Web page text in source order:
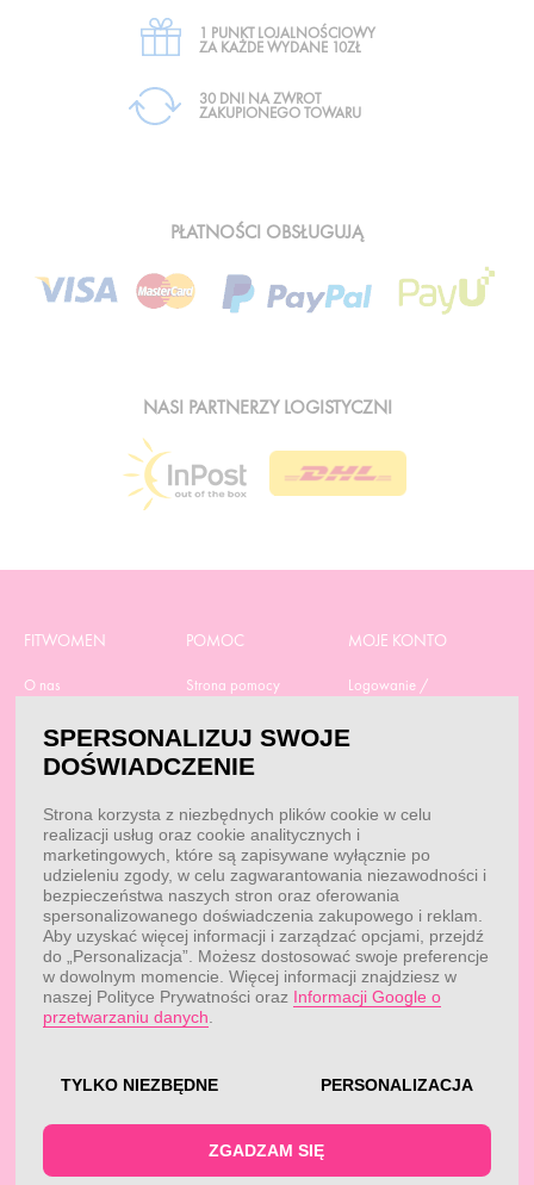
1 PUNKT LOJALNOŚCIOWY
ZA KAŻDE WYDANE 10ZŁ
30 DNI NA ZWROT
ZAKUPIONEGO TOWARU
PŁATNOŚCI OBSŁUGUJĄ
NASI PARTNERZY LOGISTYCZNI
FITWOMEN
O nas
RODO
Obowiązek
Dane do przelewu
Przepisy
Blog
POMOC
Strona pomocy
Regulamin zakupów
Aktualne promocje
Odstąp od umowy tutaj
Dobór suplementacji
Kontakt
MOJE KONTO
Logowanie /
Moje zamówienia
KONTAKT
Obsługa klienta:
pon. - pt.: 7:00 - 18:00
Obsługa klienta:
reklamacje@fitwomen.pl
SPERSONALIZUJ SWOJE
DOŚWIADCZENIE
Strona korzysta z niezbędnych plików cookie w celu
realizacji usług oraz cookie analitycznych i
marketingowych, które są zapisywane wyłącznie po
udzieleniu zgody, w celu zagwarantowania niezawodności i
bezpieczeństwa naszych stron oraz oferowania
spersonalizowanego doświadczenia zakupowego i reklam.
Aby uzyskać więcej informacji i zarządzać opcjami, przejdź
do „Personalizacja”. Możesz dostosować swoje preferencje
w dowolnym momencie. Więcej informacji znajdziesz w
naszej Polityce Prywatności oraz Informacji Google o
przetwarzaniu danych
TYLKO NIEZBĘDNE PERSONALIZACJA
ZGADZAM SIĘ